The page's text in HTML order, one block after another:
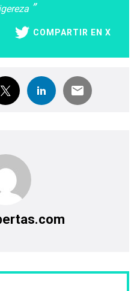
COMPARTIR EN X